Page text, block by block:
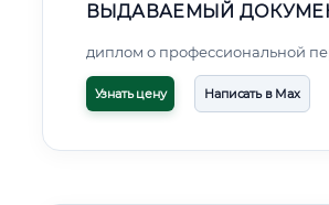
ВЫДАВАЕМЫЙ
диплом о профессиональной
Узнать цену Написать в Max